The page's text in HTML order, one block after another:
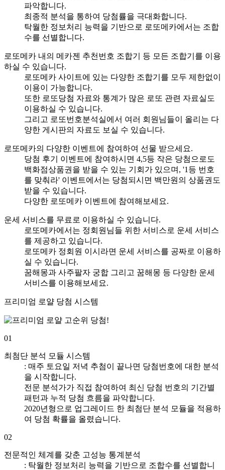
파악합니다.
최종적 분석을 통하여 당첨률을 극대화합니다.
탁월한 정보처리 능력을 기반으로 로또메카에서는 조합
수를 선별합니다.
로또메카 내의 메카젠 추천번호 조합기 등 모든 조합기를 이용
하실 수 있습니다.
로또메카 사이트에 있는 다양한 조합기를 모두 제한없이
이용이 가능합니다.
또한 로또당첨 자료와 통계가 많은 로또 관련 자료실도
이용하실 수 있습니다.
그리고 로또번호분석실에서 여러 회원님들이 올리는 다
양한 게시판의 자료도 보실 수 있습니다.
로또메카의 다양한 이벤트에 참여하여 선물 받으세요.
당첨 후기 이벤트에 참여하시면 4,5등 작은 당첨으로도
백화점상품권을 받을 수 있는 기회가 있으며, '1등 번호
를 맞춰라' 이벤트에서는 당첨되시면 백만원의 상품권도
받을 수 있습니다.
다양한 로또메카 이벤트에 참여해보세요.
운세 서비스를 무료로 이용하실 수 있습니다.
로또메카에서는 정회원님들 위한 서비스로 운세 서비스
를 제공하고 있습니다.
로또메카 정회원 이시라면 운세 서비스를 공짜로 이용하
실 수 있습니다.
꿈해몽과 사주팔자 궁합 그리고 꿈해몽 등 다양한 운세
서비스를 이용해보세요.
프리미엄 로얄 당첨 시스템
01
최첨단 분석 모듈 시스템
: 매주 토요일 저녁 추첨이 끝나면 당첨번호에 대한 분석
을 시작합니다.
전문 분석가가 직접 참여하여 최신 당첨 번호의 기간별
패턴과 누적 당첨 흐름을 파악합니다.
2020년형으로 업그레이드 한 최첨단 분석 모듈을 적용하
여 당첨 확률을 올렸습니다.
02
전문적인 체계를 갖춘 고성능 통계분석
: 탁월한 정보처리 능력을 기반으로 조합수를 선별합니